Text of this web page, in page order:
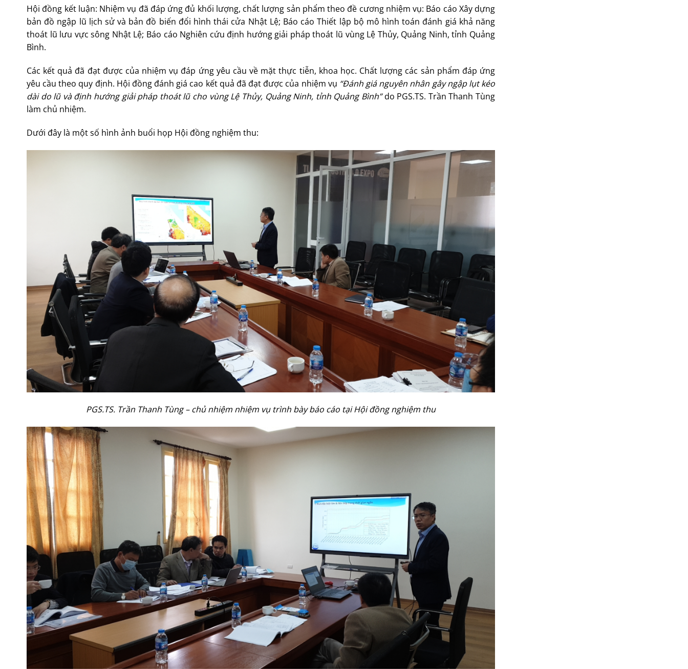
Hội đồng kết luận: Nhiệm vụ đã đáp ứng đủ khối lượng, chất lượng sản phẩm theo đề cương nhiệm vụ: Báo cáo Xây dựng
bản đồ ngập lũ lịch sử và bản đồ biến đổi hình thái cửa Nhật Lệ; Báo cáo Thiết lập bộ mô hình toán đánh giá khả năng
thoát lũ lưu vực sông Nhật Lệ; Báo cáo Nghiên cứu định hướng giải pháp thoát lũ vùng Lệ Thủy, Quảng Ninh, tỉnh Quảng
Bình.
Các kết quả đã đạt được của nhiệm vụ đáp ứng yêu cầu về mặt thực tiễn, khoa học. Chất lượng các sản phẩm đáp ứng
yêu cầu theo quy định. Hội đồng đánh giá cao kết quả đã đạt được của nhiệm vụ “Đánh giá nguyên nhân gây ngập lụt kéo
dài do lũ và định hướng giải pháp thoát lũ cho vùng Lệ Thủy, Quảng Ninh, tỉnh Quảng Bình”do PGS.TS. Trần Thanh Tùng
làm chủ nhiệm.
Dưới đây là một số hình ảnh buổi họp Hội đồng nghiệm thu:
PGS.TS. Trần Thanh Tùng – chủ nhiệm nhiệm vụ trình bày báo cáo tại Hội đồng nghiệm thu